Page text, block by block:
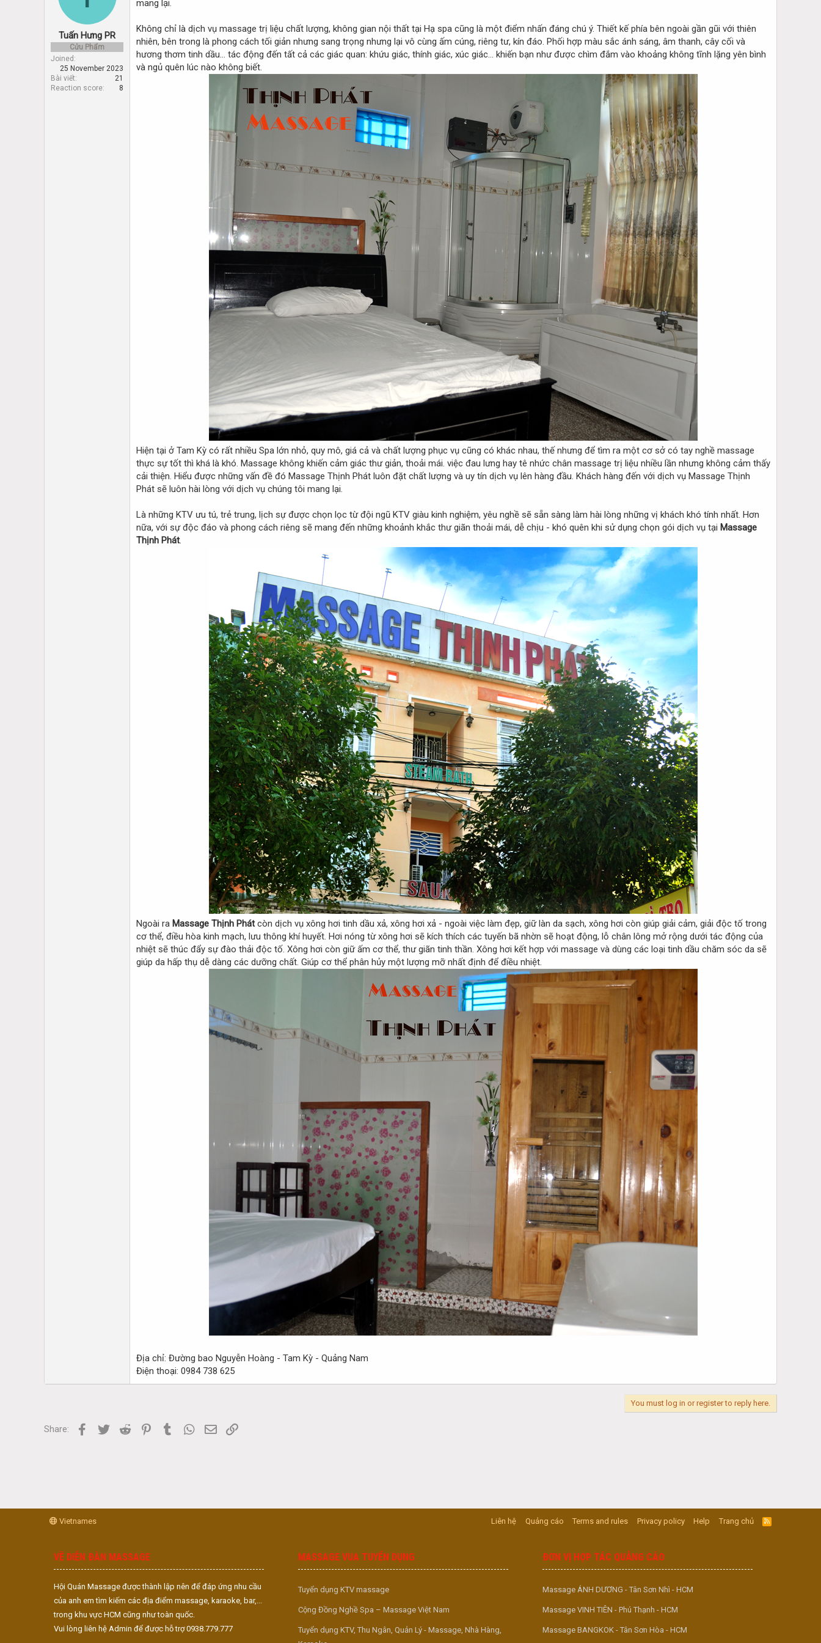
t
r
d
Tuấn Hưng PR
Cửu Phẩm
Joined
25 November 2023
Bài viết
21
Reaction score
8
mang lại.
Không chỉ là dịch vụ massage trị liệu chất lượng, không gian nội thất tại Hạ spa cũng là một điểm nhấn đáng chú ý. Thiết kế phía bên ngoài gần gũi với thiên
nhiên, bên trong là phong cách tối giản nhưng sang trọng nhưng lại vô cùng ấm cúng, riêng tư, kín đáo. Phối hợp màu sắc ánh sáng, âm thanh, cây cối và
hương thơm tinh dầu… tác động đến tất cả các giác quan: khứu giác, thính giác, xúc giác… khiến bạn như được chìm đắm vào khoảng không tĩnh lặng yên bình
và ngủ quên lúc nào không biết.
Hiện tại ở Tam Kỳ có rất nhiều Spa lớn nhỏ, quy mô, giá cả và chất lượng phục vụ cũng có khác nhau, thế nhưng để tìm ra một cơ sở có tay nghề massage
thực sự tốt thì khá là khó. Massage không khiến cảm giác thư giản, thoải mái. việc đau lưng hay tê nhức chân massage trị liệu nhiều lần nhưng không cảm thấy
cải thiện. Hiểu được những vấn đề đó Massage Thịnh Phát luôn đặt chất lượng và uy tín dịch vụ lên hàng đầu. Khách hàng đến với dịch vụ Massage Thịnh
Phát sẽ luôn hài lòng với dịch vụ chúng tôi mang lại.
Là những KTV ưu tú, trẻ trung, lịch sự được chọn lọc từ đội ngũ KTV giàu kinh nghiệm, yêu nghề sẽ sẵn sàng làm hài lòng những vị khách khó tính nhất. Hơn
nữa, với sự độc đáo và phong cách riêng sẽ mang đến những khoảnh khắc thư giãn thoải mái, dễ chịu - khó quên khi sử dụng chọn gói dịch vụ tại Massage
Thịnh Phát.
Ngoài ra Massage Thịnh Phátcòn dịch vụ xông hơi tinh dầu xả, xông hơi xả - ngoài việc làm đẹp, giữ làn da sạch, xông hơi còn giúp giải cảm, giải độc tố trong
cơ thể, điều hòa kinh mạch, lưu thông khí huyết. Hơi nóng từ xông hơi sẽ kích thích các tuyến bã nhờn sẽ hoạt động, lỗ chân lông mở rộng dưới tác động của
nhiệt sẽ thúc đẩy sự đào thải độc tố. Xông hơi còn giữ ấm cơ thể, thư giãn tinh thần. Xông hơi kết hợp với massage và dùng các loại tinh dầu chăm sóc da sẽ
giúp da hấp thụ dễ dàng các dưỡng chất. Giúp cơ thể phân hủy một lượng mỡ nhất định để điều nhiệt.
Địa chỉ: Đường bao Nguyễn Hoàng - Tam Kỳ - Quảng Nam
Điện thoại: 0984 738 625
You must log in or register to reply here.
Share: Facebook
Twitter Reddit PinterestTumblr WhatsApp
Email
Vietnames Liên hệ Quảng cáo Terms and rules Privacy policy Help Trang chủ
R
S
VỀ DIỄN ĐÀN MASSAGE
Hội Quán Massage được thành lập nên để đáp ứng nhu cầu
của anh em tìm kiếm các địa điểm massage, karaoke, bar,...
trong khu vực HCM cũng như toàn quốc.
Vui lòng liên hệ Admin để được hỗ trợ 0938.779.777
MASSAGE VUA TUYỂN DỤNG
Tuyển dụng KTV massage
Cộng Đồng Nghề Spa – Massage Việt Nam
Tuyển dụng KTV, Thu Ngân, Quản Lý - Massage, Nhà Hàng,
ĐƠN VỊ HỢP TÁC QUẢNG CÁO
Massage ÁNH DƯƠNG - Tân Sơn Nhì - HCM
Massage VINH TIÊN - Phú Thạnh - HCM
Massage BANGKOK - Tân Sơn Hòa - HCM